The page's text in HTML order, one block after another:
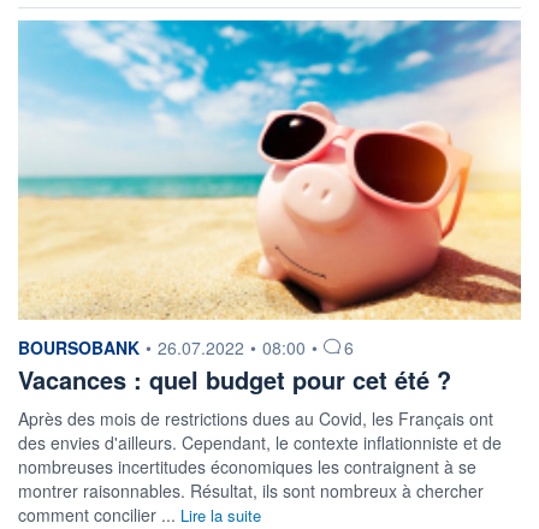
information fournie par
BOURSOBANK • 26.07.2022 • 08:00 • 6
Vacances : quel budget pour cet été ?
Après des mois de restrictions dues au Covid, les Français ont
des envies d'ailleurs. Cependant, le contexte inflationniste et de
nombreuses incertitudes économiques les contraignent à se
montrer raisonnables. Résultat, ils sont nombreux à chercher
comment concilier ... Lire la suite